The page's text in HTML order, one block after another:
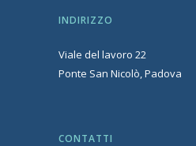
INDIRIZZO
Viale del lavoro 22
Ponte San Nicolò, Padova
CONTATTI